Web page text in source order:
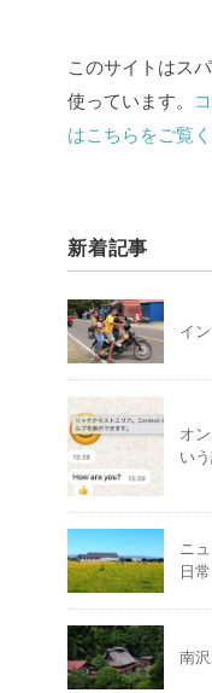
このサイトはス
使っています。
はこちらをご覧
新着記事
イ
オ
いう
ニ
日常
南